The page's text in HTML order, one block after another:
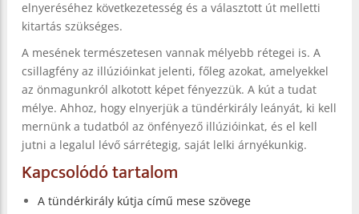
elnyeréséhez következetesség és a választott út melletti
kitartás szükséges.
A mesének természetesen vannak mélyebb rétegei is. A
csillagfény az illúzióinkat jelenti, főleg azokat, amelyekkel
az önmagunkról alkotott képet fényezzük. A kút a tudat
mélye. Ahhoz, hogy elnyerjük a tündérkirály leányát, ki kell
mernünk a tudatból az önfényező illúzióinkat, és el kell
jutni a legalul lévő sárrétegig, saját lelki árnyékunkig.
Kapcsolódó tartalom
A tündérkirály kútja című mese szövege